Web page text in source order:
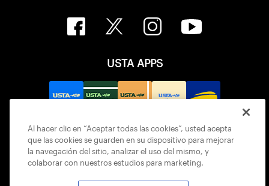
USTA APPS
Al hacer clic en “Aceptar todas las cookies”, usted acepta
que las cookies se guarden en su dispositivo para mejorar
la navegación del sitio, analizar el uso del mismo, y
colaborar con nuestros estudios para marketing.